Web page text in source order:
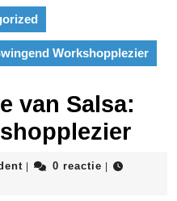
Workshopplezier
van Salsa:
technostudent
0 reactie